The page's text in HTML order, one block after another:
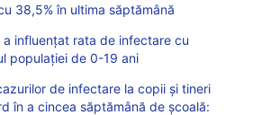
38,5% în ultima săptămână
a influențat rata de infectare cu
populației de 0-19 ani
de infectare la copii și tineri
în a cincea săptămână de școală: